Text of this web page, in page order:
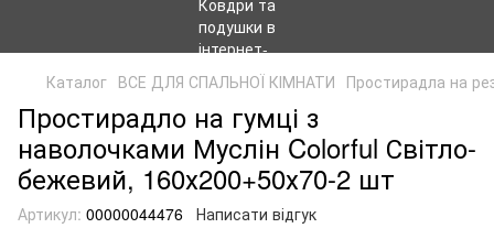
Каталог ВСЕ ДЛЯ СПАЛЬНОЇ КІМНАТИ Простирадла на
Простирадло на гумці з
наволочками Муслін Colorful Світло-
бежевий, 160х200+50х70-2 шт
Артикул: 00000044476 Написати відгук